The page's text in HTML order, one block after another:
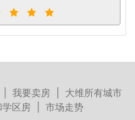
我要卖房
大维所有城市
区房 市场走势